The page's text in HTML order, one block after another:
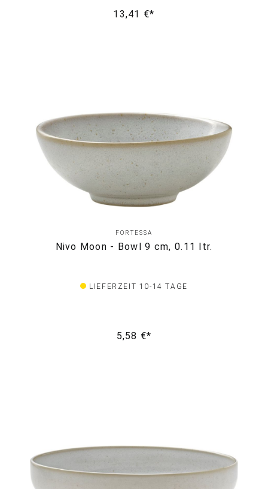
13,41 €*
FORTESSA
Nivo Moon - Bowl 9 cm, 0.11 ltr.
LIEFERZEIT 10-14 TAGE
5,58 €*